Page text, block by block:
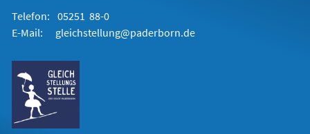
Telefon: 05251 88-0
E-Mail:
gleichstellung@paderborn.de